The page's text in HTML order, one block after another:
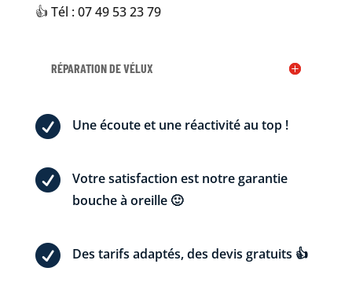
👍 Tél : 07 49 53 23 79
RÉPARATION DE VÉLUX
 Une écoute et une réactivité au top !

Votre satisfaction est notre garantie
bouche à oreille 🙂
 Des tarifs adaptés, des devis gratuits 👍